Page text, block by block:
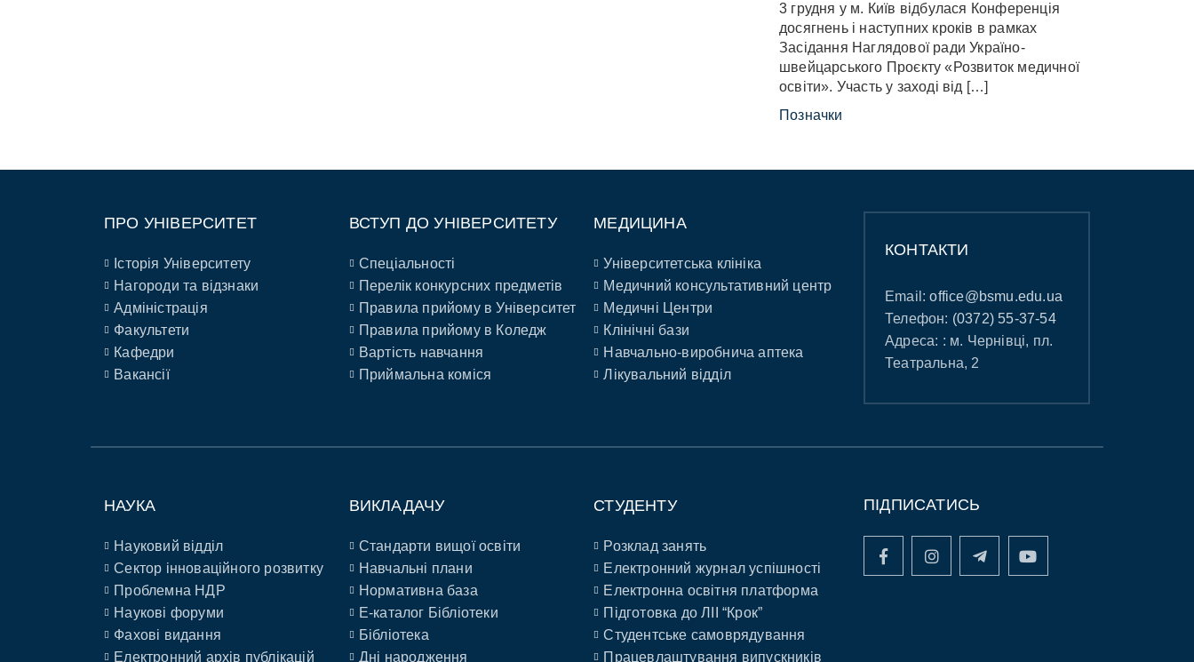
3 грудня у м. Київ відбулася Конференція
досягнень і наступних кроків в рамках
Засідання Наглядової ради Україно-
швейцарського Проєкту «Розвиток медичної
освіти». Участь у заході від […]
Позначки
ПРО УНІВЕРСИТЕТ
Історія Університету
Нагороди та відзнаки
Адміністрація
Факультети
Кафедри
Вакансії
ВСТУП ДО УНІВЕРСИТЕТУ
Спеціальності
Перелік конкурсних предметів
Правила прийому в Університет
Правила прийому в Коледж
Вартість навчання
Приймальна коміся
МЕДИЦИНА
Університетська клініка
Медичний консультативний центр
Медичні Центри
Клінічні бази
Навчально-виробнича аптека
Лікувальний відділ
КОНТАКТИ
Email:office@bsmu.edu.ua
Телефон: (0372) 55-37-54
Адреса: : м. Чернівці, пл.
Театральна, 2
НАУКА
Науковий відділ
Сектор інноваційного розвитку
Проблемна НДР
Наукові форуми
Фахові видання
Електронний архів публікацій
ВИКЛАДАЧУ
Стандарти вищої освіти
Навчальні плани
Нормативна база
E-каталог Бібліотеки
Бібліотека
Дні народження
СТУДЕНТУ
Розклад занять
Електронний журнал успішності
Електронна освітня платформа
Підготовка до ЛІІ “Крок”
Студентське самоврядування
Працевлаштування випускників
ПІДПИСАТИСЬ